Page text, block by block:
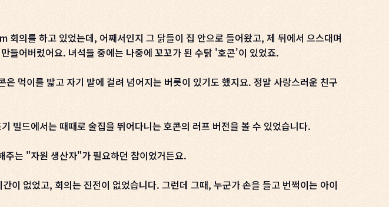
의를 하고 있었는데, 어째서인지 그 닭들이 집 안으로 들어왔고, 제 뒤에서 으스대며
들어버렸어요. 녀석들 중에는 나중에 꼬꼬가 된 수탉 '호콘'이 있었죠.
먹이를 밟고 자기 발에 걸려 넘어지는 버릇이 있기도 했지요. 정말 사랑스러운 친구
빌드에서는 때때로 술집을 뛰어다니는 호콘의 러프 버전을 볼 수 있었습니다.
주는 "자원 생산자"가 필요하던 참이었거든요.
이 없었고, 회의는 진전이 없었습니다. 그런데 그때, 누군가 손을 들고 번쩍이는 아이